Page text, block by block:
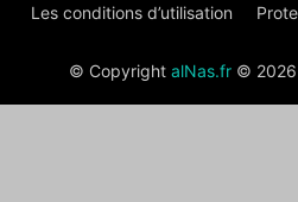
Les conditions d’utilisation
© Copyright alNas.fr© 2026